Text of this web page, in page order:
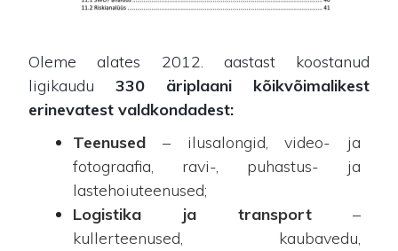
Oleme alates 2012. aastast koostanud
ligikaudu330 äriplaani kõikvõimalikest
erinevatest valdkondadest:
Teenused – ilusalongid, video- ja
fotograafia, ravi-, puhastus- ja
lastehoiuteenused;
Logistika ja transport–
kullerteenused, kaubavedu,